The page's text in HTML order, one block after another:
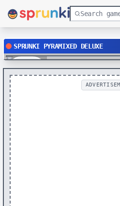
SPRUNKI PYRAMIXED DELUXE
Play